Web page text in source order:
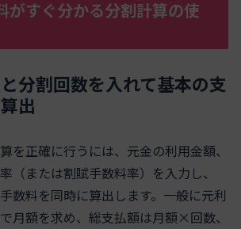
がすぐ分かる分割計算の使
分割回数を入れて基本の支
出
を正確に行うには、元金の利用金額、
（または割賦手数料率）を入力し、
数料を同時に算出します。一般に元利
月額を求め、総支払額は月額×回数、